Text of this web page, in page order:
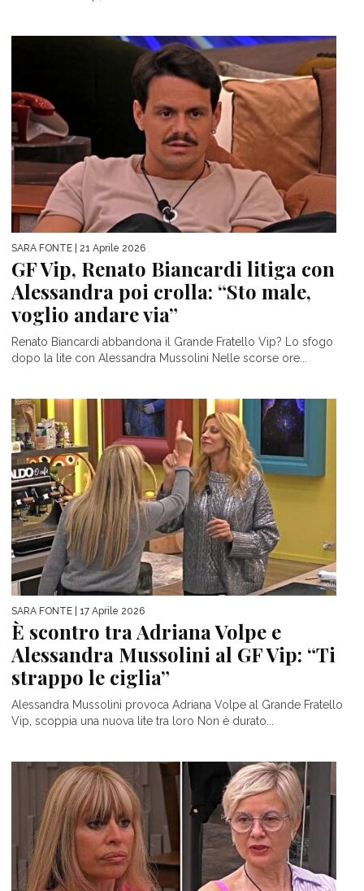
SARA FONTE | 21 Aprile 2026
GF Vip, Renato Biancardi litiga con
Alessandra poi crolla: “Sto male,
voglio andare via”
Renato Biancardi abbandona il Grande Fratello Vip? Lo sfogo
dopo la lite con Alessandra Mussolini Nelle scorse ore...
SARA FONTE | 17 Aprile 2026
È scontro tra Adriana Volpe e
Alessandra Mussolini al GF Vip: “Ti
strappo le ciglia”
Alessandra Mussolini provoca Adriana Volpe al Grande Fratello
Vip, scoppia una nuova lite tra loro Non è durato...